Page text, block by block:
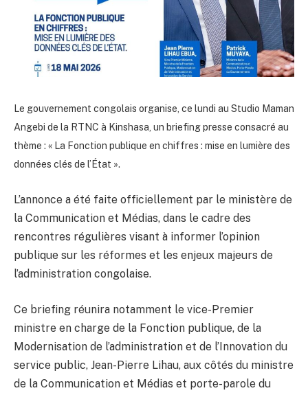
Le gouvernement congolais organise, ce lundi au Studio Maman
Angebi de la RTNC à Kinshasa, un briefing presse consacré au
thème : « La Fonction publique en chiffres : mise en lumière des
données clés de l’État ».
L’annonce a été faite officiellement par le ministère de
la Communication et Médias, dans le cadre des
rencontres régulières visant à informer l’opinion
publique sur les réformes et les enjeux majeurs de
l’administration congolaise.
Ce briefing réunira notamment le vice-Premier
ministre en charge de la Fonction publique, de la
Modernisation de l’administration et de l’Innovation du
service public, Jean-Pierre Lihau, aux côtés du ministre
de la Communication et Médias et porte-parole du